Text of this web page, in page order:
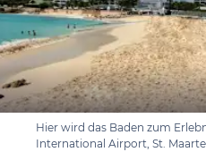
Hier wird das Baden zum
International Airport, St.